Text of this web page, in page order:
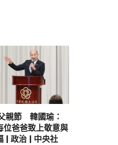
親節 韓國瑜：
位爸爸致上敬意與
| 政治 | 中央社